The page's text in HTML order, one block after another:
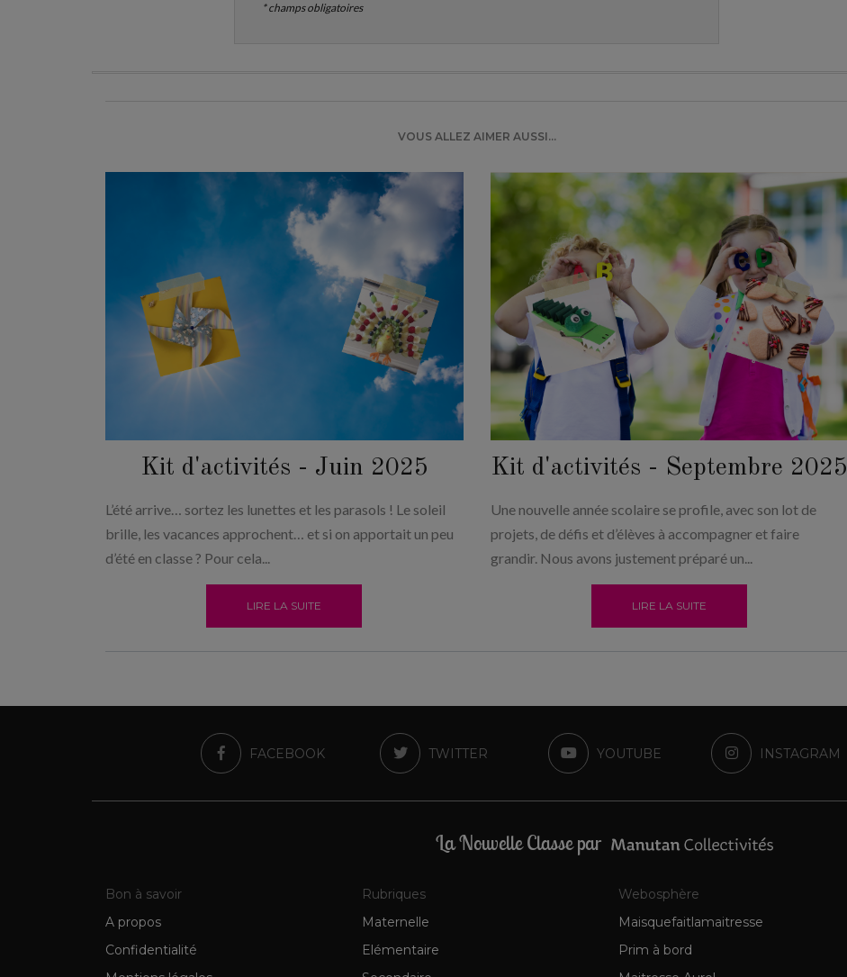
* champs obligatoires
VOUS ALLEZ AIMER AUSSI...
Kit d'activités - Juin 2025
L’été arrive… sortez les lunettes et les parasols ! Le soleil
brille, les vacances approchent… et si on apportait un peu
d’été en classe ? Pour cela...
LIRE LA SUITE
Kit d'activités - Septembre 2025
Une nouvelle année scolaire se profile, avec son lot de
projets, de défis et d’élèves à accompagner et faire
grandir. Nous avons justement préparé un...
LIRE LA SUITE
FACEBOOK TWITTER YOUTUBE INSTAGRAM
La Nouvelle Classe par
Bon à savoir
A propos
Confidentialité
Rubriques
Maternelle
Elémentaire
Webosphère
Maisquefaitlamaitresse
Prim à bord